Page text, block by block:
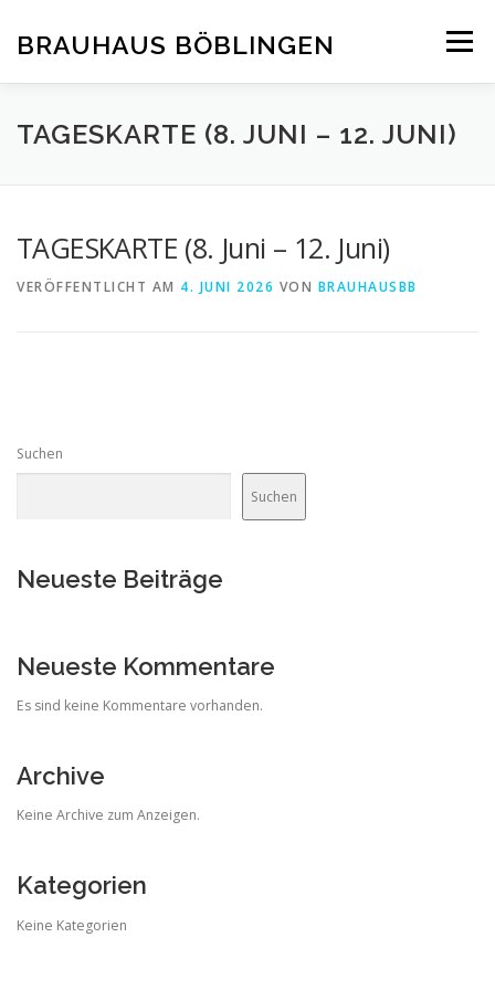
springen
BRAUHAUS BÖBLINGEN Menü
TAGESKARTE (8. JUNI – 12. JUNI)
TAGESKARTE (8. Juni – 12. Juni)
VERÖFFENTLICHT AM 4. JUNI 2026 VON BRAUHAUSBB
Suchen
Suchen
Neueste Beiträge
Neueste Kommentare
Es sind keine Kommentare vorhanden.
Archive
Keine Archive zum Anzeigen.
Kategorien
Keine Kategorien